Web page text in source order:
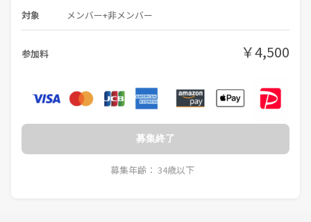
5. 場の安全性・対話環境を損なう行為
意図的な挑発、荒らし行為
進行を著しく妨害する行為
結論の押し付けや、対話・検討そのものを拒絶する態度
6. 運営判断について
上記禁止事項に該当する場合に加え、当会の目的・方針・対話姿勢に著
しくそぐわないと運営が判断した場合。
対象 メンバー+非メンバー
参加料 ￥4,500
募集終了
募集年齢： 34歳以下